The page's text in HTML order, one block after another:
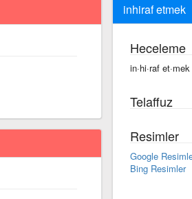
inhiraf etmek
Heceleme
in·hi·raf et·mek
Telaffuz
Resimler
Google
Bing Resimler